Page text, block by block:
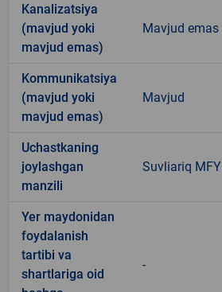
Kanalizatsiya
(mavjud yoki
mavjud emas)
Mavjud emas
Kommunikatsiya
(mavjud yoki
mavjud emas)
Mavjud
Uchastkaning
joylashgan
manzili
Suvliariq MFY
Yer maydonidan
foydalanish
tartibi va
shartlariga oid
-